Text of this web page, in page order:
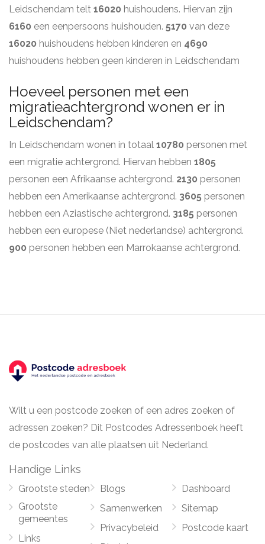
Leidschendam telt 16020 huishoudens. Hiervan zijn
6160 een eenpersoons huishouden. 5170 van deze
16020 huishoudens hebben kinderen en 4690
huishoudens hebben geen kinderen in Leidschendam
Hoeveel personen met een
migratieachtergrond wonen er in
Leidschendam?
In Leidschendam wonen in totaal 10780 personen met
een migratie achtergrond. Hiervan hebben 1805
personen een Afrikaanse achtergrond. 2130 personen
hebben een Amerikaanse achtergrond. 3605 personen
hebben een Aziastische achtergrond. 3185 personen
hebben een europese (Niet nederlandse) achtergrond.
900 personen hebben een Marrokaanse achtergrond.
Wilt u een postcode zoeken of een adres zoeken of
adressen zoeken? Dit Postcodes Adressenboek heeft
de postcodes van alle plaatsen uit Nederland.
Handige Links
Grootste steden
Grootste
gemeentes
Links
Blogs
Samenwerken
Privacybeleid
Dashboard
Sitemap
Postcode kaart